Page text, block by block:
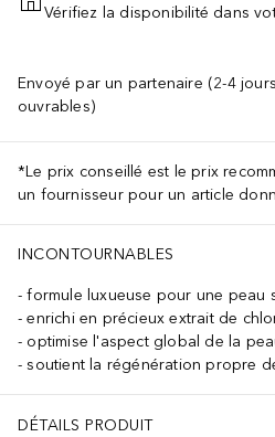
AJOUTER AU
Vérifiez la disponibilité dans
Envoyé par un partenaire (2-4 jours
ouvrables)
*Le prix conseillé est le prix
un fournisseur pour un article
INCONTOURNABLES
formule luxueuse pour une peau
enrichi en précieux extrait de
optimise l'aspect global de la
soutient la régénération propre
DÉTAILS PRODUIT